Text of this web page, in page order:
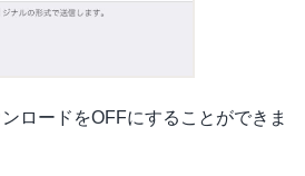
ロードをOFFにすることができま